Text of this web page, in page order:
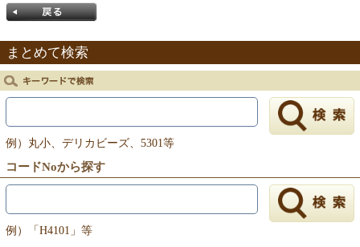
戻る
まとめて検索
例）丸小、デリカビーズ、5301等
コードNoから探す
例）「H4101」等